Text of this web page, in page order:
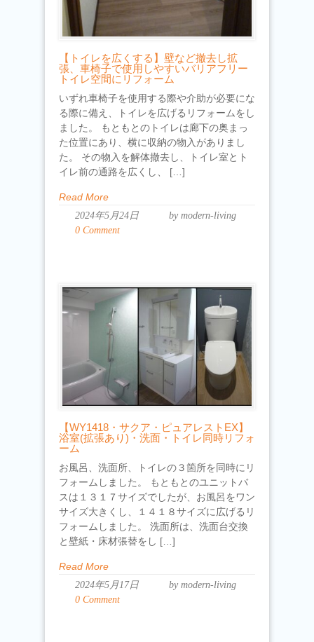
【トイレを広くする】壁など撤去し拡
張、車椅子で使用しやすいバリアフリー
トイレ空間にリフォーム
いずれ車椅子を使用する際や介助が必要にな
る際に備え、トイレを広げるリフォームをし
ました。 もともとのトイレは廊下の奥まっ
た位置にあり、横に収納の物入がありまし
た。 その物入を解体撤去し、トイレ室とト
イレ前の通路を広くし、 […]
Read More
2024年5月24日
by modern-living
0 Comment
【WY1418・サクア・ピュアレストEX】
浴室(拡張あり)・洗面・トイレ同時リフォ
ーム
お風呂、洗面所、トイレの３箇所を同時にリ
フォームしました。 もともとのユニットバ
スは１３１７サイズでしたが、お風呂をワン
サイズ大きくし、１４１８サイズに広げるリ
フォームしました。 洗面所は、洗面台交換
と壁紙・床材張替をし […]
Read More
2024年5月17日
by modern-living
0 Comment